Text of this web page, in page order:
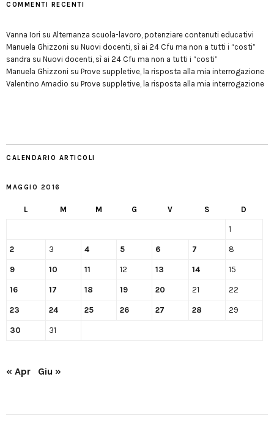
COMMENTI RECENTI
Vanna Iori su Alternanza scuola-lavoro, potenziare contenuti educativi
Manuela Ghizzoni su Nuovi docenti, sì ai 24 Cfu ma non a tutti i “costi”
sandra su Nuovi docenti, sì ai 24 Cfu ma non a tutti i “costi”
Manuela Ghizzoni su Prove suppletive, la risposta alla mia interrogazione
Valentino Amadio su Prove suppletive, la risposta alla mia interrogazione
CALENDARIO ARTICOLI
MAGGIO 2016
L M M G V S D
1
2 3 4 5 6 7 8
9 10 11 12 13 14 15
16 17 18 19 20 21 22
23 24 25 26 27 28 29
30 31
« Apr Giu »